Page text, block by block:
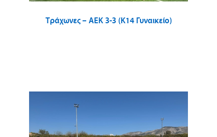
Τράχωνες – ΑΕΚ 3-3 (Κ14 Γυναικείο)